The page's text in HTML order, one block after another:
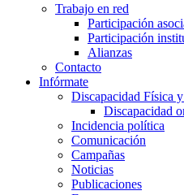
Trabajo en red
Participación
Participación
Alianzas
Contacto
Infórmate
Discapacidad Física
Discapacidad
Incidencia política
Comunicación
Campañas
Noticias
Publicaciones